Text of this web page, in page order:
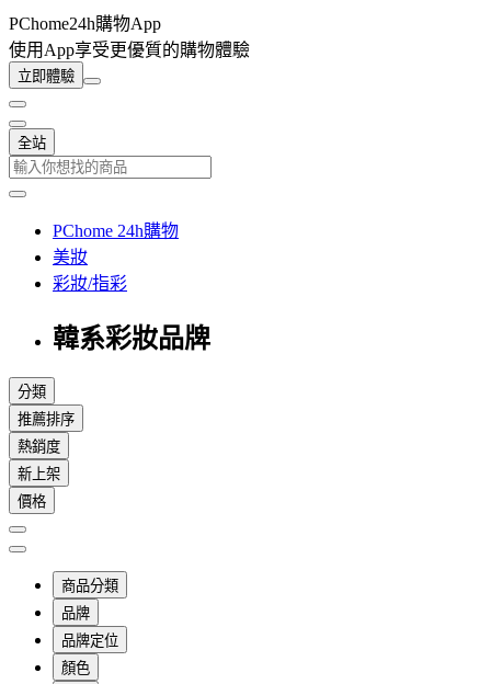
PChome24h購物App
使用App享受更優質的購物體驗
立即體驗
全站
PChome 24h購物
美妝
彩妝/指彩
韓系彩妝品牌
分類
推薦排序
熱銷度
新上架
價格
商品分類
品牌
品牌定位
顏色